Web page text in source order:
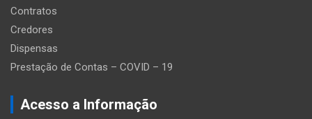
Contratos
Credores
Dispensas
Prestação de Contas – COVID – 19
Acesso a Informação